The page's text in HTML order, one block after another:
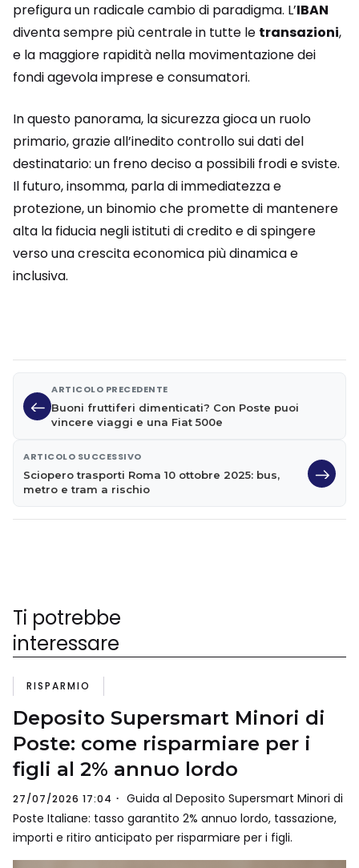
prefigura un radicale cambio di paradigma. L’IBAN
diventa sempre più centrale in tutte le transazioni,
e la maggiore rapidità nella movimentazione dei
fondi agevola imprese e consumatori.
In questo panorama, la sicurezza gioca un ruolo
primario, grazie all’inedito controllo sui dati del
destinatario: un freno deciso a possibili frodi e sviste.
Il futuro, insomma, parla di immediatezza e
protezione, un binomio che promette di mantenere
alta la fiducia negli istituti di credito e di spingere
verso una crescita economica più dinamica e
inclusiva.
ARTICOLO PRECEDENTE
Buoni fruttiferi dimenticati? Con Poste puoi
vincere viaggi e una Fiat 500e
ARTICOLO SUCCESSIVO
Sciopero trasporti Roma 10 ottobre 2025: bus,
metro e tram a rischio
Ti potrebbe
interessare
RISPARMIO
Deposito Supersmart Minori di
Poste: come risparmiare per i
figli al 2% annuo lordo
27/07/2026 17:04
Guida al Deposito Supersmart Minori di
Poste Italiane: tasso garantito 2% annuo lordo, tassazione,
importi e ritiro anticipato per risparmiare per i figli.